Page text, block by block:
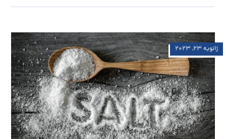
ژانویه ۲۳, ۲۰۲۳